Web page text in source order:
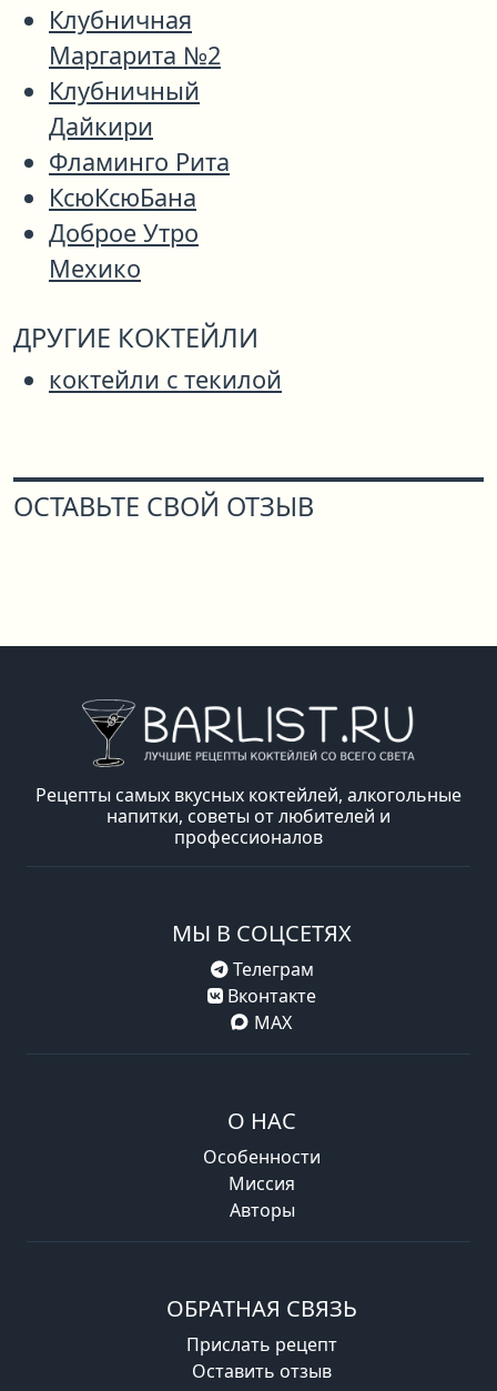
Клубничная
Маргарита №2
Клубничный
Дайкири
Фламинго Рита
КсюКсюБана
Доброе Утро
Мехико
ДРУГИЕ КОКТЕЙЛИ
коктейли с текилой
ОСТАВЬТЕ СВОЙ ОТЗЫВ
Рецепты самых вкусных коктейлей, алкогольные
напитки, советы от любителей и
профессионалов
МЫ В СОЦСЕТЯХ
Телеграм
Вконтакте
MAX
О НАС
Особенности
Миссия
Авторы
ОБРАТНАЯ СВЯЗЬ
Прислать рецепт
Оставить отзыв